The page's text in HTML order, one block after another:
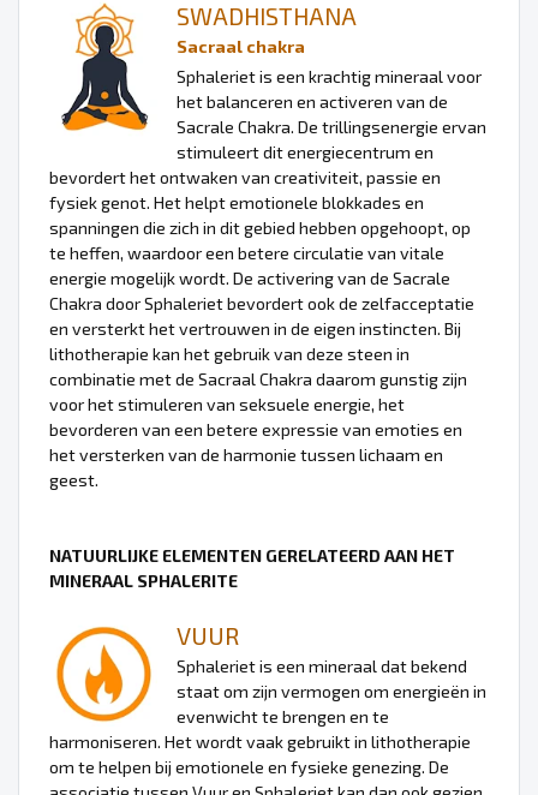
SWADHISTHANA
Sacraal chakra
Sphaleriet is een krachtig mineraal voor
het balanceren en activeren van de
Sacrale Chakra. De trillingsenergie ervan
stimuleert dit energiecentrum en
bevordert het ontwaken van creativiteit, passie en
fysiek genot. Het helpt emotionele blokkades en
spanningen die zich in dit gebied hebben opgehoopt, op
te heffen, waardoor een betere circulatie van vitale
energie mogelijk wordt. De activering van de Sacrale
Chakra door Sphaleriet bevordert ook de zelfacceptatie
en versterkt het vertrouwen in de eigen instincten. Bij
lithotherapie kan het gebruik van deze steen in
combinatie met de Sacraal Chakra daarom gunstig zijn
voor het stimuleren van seksuele energie, het
bevorderen van een betere expressie van emoties en
het versterken van de harmonie tussen lichaam en
geest.
NATUURLIJKE ELEMENTEN GERELATEERD AAN HET
MINERAAL SPHALERITE
VUUR
Sphaleriet is een mineraal dat bekend
staat om zijn vermogen om energieën in
evenwicht te brengen en te
harmoniseren. Het wordt vaak gebruikt in lithotherapie
om te helpen bij emotionele en fysieke genezing. De